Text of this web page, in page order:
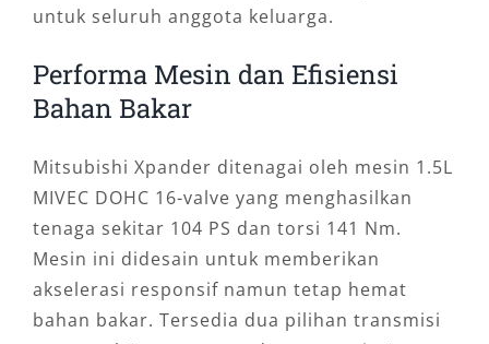
untuk seluruh anggota keluarga.
Performa Mesin dan Efisiensi
Bahan Bakar
Mitsubishi Xpander ditenagai oleh mesin 1.5L
MIVEC DOHC 16-valve yang menghasilkan
tenaga sekitar 104 PS dan torsi 141 Nm.
Mesin ini didesain untuk memberikan
akselerasi responsif namun tetap hemat
bahan bakar. Tersedia dua pilihan transmisi